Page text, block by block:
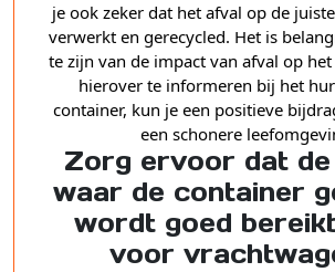
je ook zeker dat het afval op de
verwerkt en gerecycled. Het is
te zijn van de impact van afval op
hierover te informeren bij het
container, kun je een positieve
een schonere
Zorg ervoor dat
waar de container
wordt goed
voor